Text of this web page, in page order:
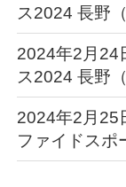
ス2024 長野
2024年2月24
ス2024 長野
2024年2月25
ファイドスポ